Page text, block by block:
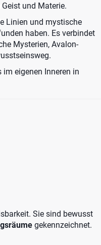
und Materie.
Linien und mystische
haben. Es verbindet
Mysterien, Avalon-
eigenen Inneren in
Sie sind bewusst
gekennzeichnet.